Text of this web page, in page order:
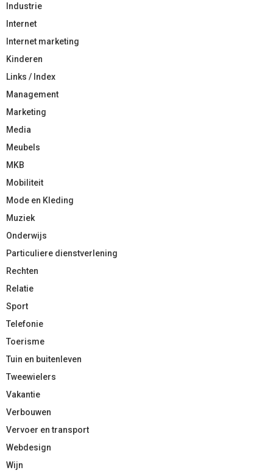
Industrie
Internet
Internet marketing
Kinderen
Links / Index
Management
Marketing
Media
Meubels
MKB
Mobiliteit
Mode en Kleding
Muziek
Onderwijs
Particuliere dienstverlening
Rechten
Relatie
Sport
Telefonie
Toerisme
Tuin en buitenleven
Tweewielers
Vakantie
Verbouwen
Vervoer en transport
Webdesign
Wijn